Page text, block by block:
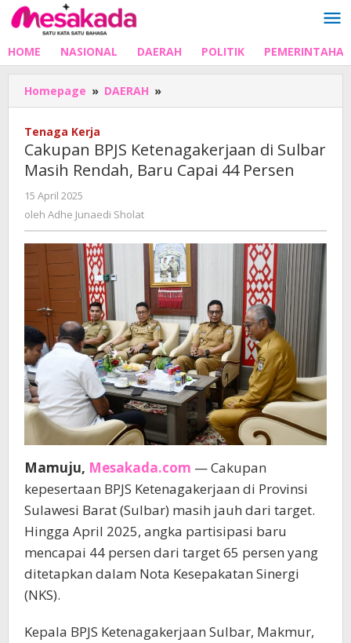
Lewati
ke
HOME NASIONAL DAERAH POLITIK
Homepage » DAERAH »
BPJS
Sulbar
Masih
Persen
Tenaga Kerja
Cakupan BPJS Ketenagakerjaan di Sulbar
Masih Rendah, Baru Capai 44 Persen
15 April 2025
Adhe
oleh Adhe Junaedi Sholat
Mamuju, Mesakada.com — Cakupan
kepesertaan BPJS Ketenagakerjaan di Provinsi
Sulawesi Barat (Sulbar) masih jauh dari target.
Hingga April 2025, angka partisipasi baru
mencapai 44 persen dari target 65 persen yang
ditetapkan dalam Nota Kesepakatan Sinergi
(NKS).
Kepala BPJS Ketenagakerjaan Sulbar, Makmur,